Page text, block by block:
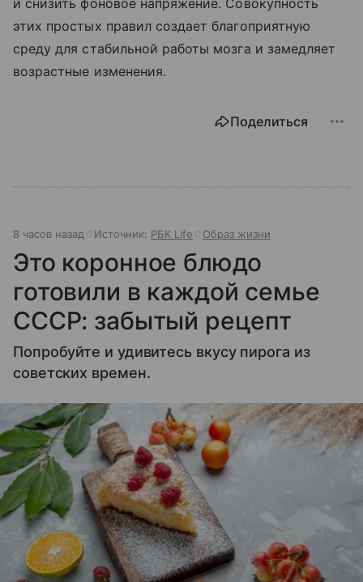
этих простых правил создает благоприятную
среду для стабильной работы мозга и замедляет
возрастные изменения.
Поделиться
8 часов назад Источник: РБК Life Образ жизни
Это коронное блюдо
готовили в каждой семье
СССР: забытый рецепт
Попробуйте и удивитесь вкусу пирога из
советских времен.